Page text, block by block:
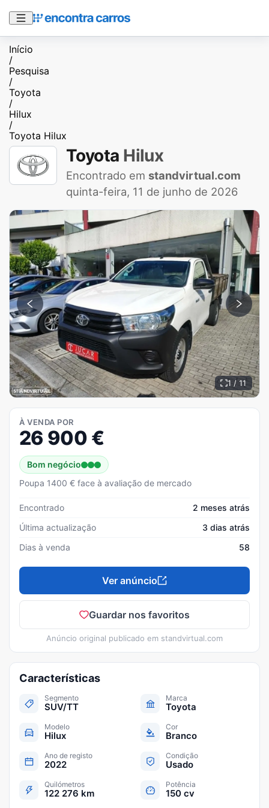
Início
/
Pesquisa
/
Toyota
/
Hilux
/
Toyota Hilux
Toyota Hilux
Encontrado em standvirtual.com
quinta-feira, 11 de junho de 2026
1 / 11
À VENDA POR
26 900 €
Bom negócio
Poupa 1400 € face à avaliação de mercado
Encontrado
2 meses atrás
Última actualização
3 dias atrás
Dias à venda
58
Ver anúncio
Guardar nos favoritos
Anúncio original publicado em standvirtual.com
Características
Segmento
SUV/TT
Marca
Toyota
Modelo
Hilux
Cor
Branco
Ano de registo
2022
Condição
Usado
Quilómetros
122 276 km
Potência
150 cv